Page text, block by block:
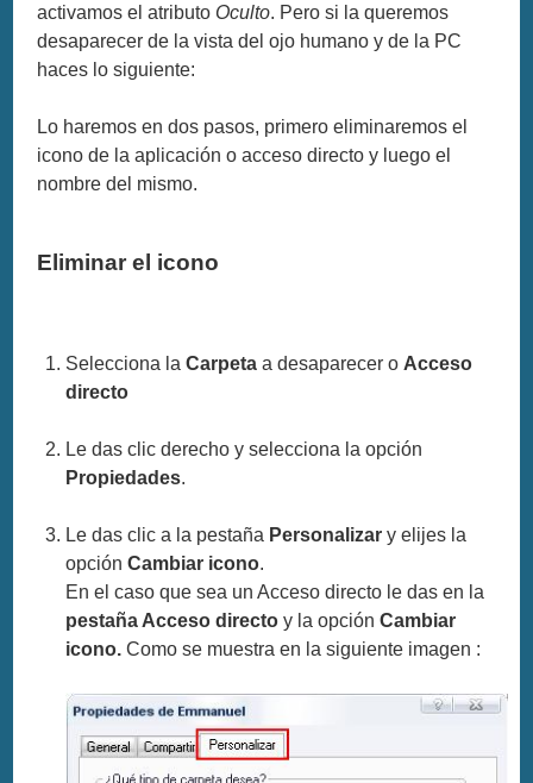
activamos el atributo Oculto. Pero si la queremos
desaparecer de la vista del ojo humano y de la PC
haces lo siguiente:
Lo haremos en dos pasos, primero eliminaremos el
icono de la aplicación o acceso directo y luego el
nombre del mismo.
Eliminar el icono
Selecciona laCarpeta a desaparecer o Acceso
directo
Le das clic derecho y selecciona la opción
Propiedades.
Le das clic a la pestaña Personalizary elijes la
opción Cambiar icono.
En el caso que sea un Acceso directo le das en la
pestaña Acceso directoy la opciónCambiar
icono. Como se muestra en la siguiente imagen :